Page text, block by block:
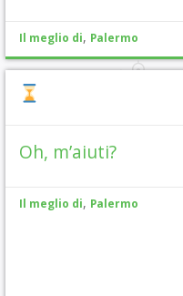
Il meglio di, Palermo
Oh, m’aiuti?
Il meglio di, Palermo